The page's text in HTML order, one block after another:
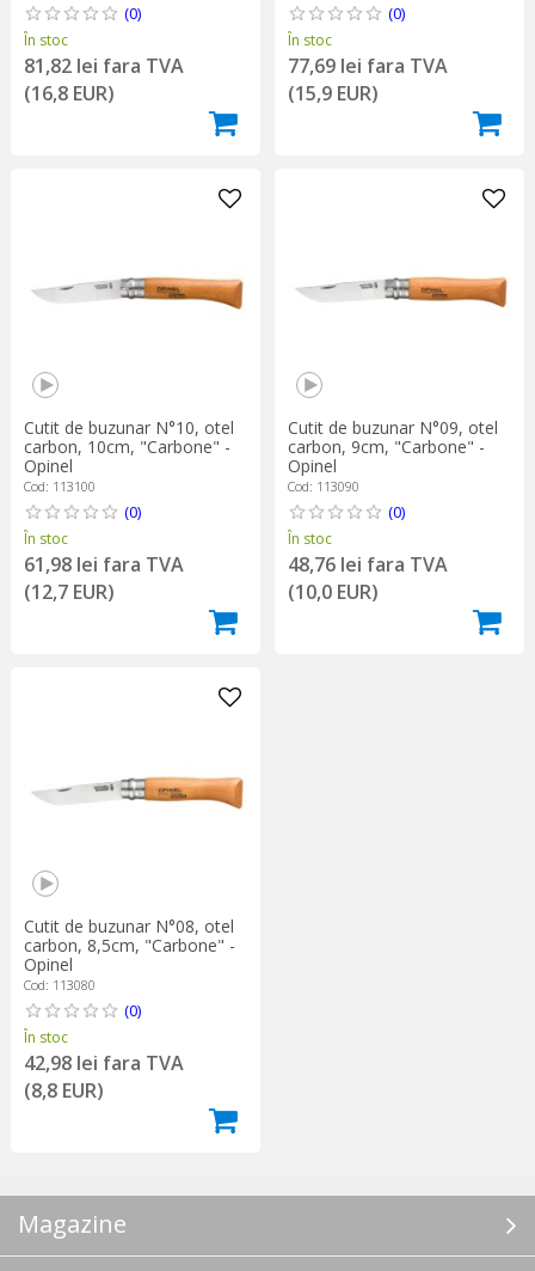
(0)
În stoc
81,82 lei fara TVA
(16,8 EUR)
(0)
În stoc
77,69 lei fara TVA
(15,9 EUR)
Cutit de buzunar N°10, otel
carbon, 10cm, "Carbone" -
Opinel
Cod: 113100
(0)
În stoc
61,98 lei fara TVA
(12,7 EUR)
Cutit de buzunar N°09, otel
carbon, 9cm, "Carbone" -
Opinel
Cod: 113090
(0)
În stoc
48,76 lei fara TVA
(10,0 EUR)
Cutit de buzunar N°08, otel
carbon, 8,5cm, "Carbone" -
Opinel
Cod: 113080
(0)
În stoc
42,98 lei fara TVA
(8,8 EUR)
Magazine